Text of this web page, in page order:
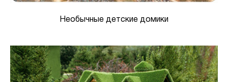
Необычные детские домики